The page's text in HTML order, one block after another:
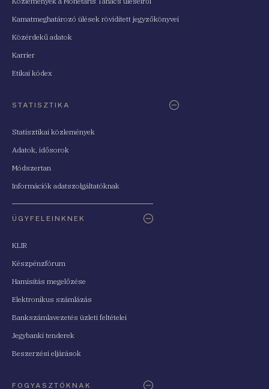
Kamatmeghatározó ülések rövidített jegyzőkönyvei
Közérdekű adatok
Karrier
Etikai kódex
STATISZTIKA
Statisztikai közlemények
Adatok, idősorok
Módszertan
Információk adatszolgáltatóknak
ÜGYFELEINKNEK
KLIR
Készpénzfórum
Hamisítás megelőzése
Elektronikus számlázás
Bankszámlavezetés üzleti feltételei
Jegybanki tenderek
Beszerzési eljárások
FOGYASZTÓKNAK